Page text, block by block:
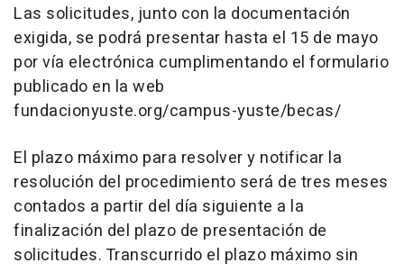
Las solicitudes, junto con la documentación
exigida, se podrá presentar hasta el 15 de mayo
por vía electrónica cumplimentando el formulario
publicado en la web
fundacionyuste.org/campus-yuste/becas/
El plazo máximo para resolver y notificar la
resolución del procedimiento será de tres meses
contados a partir del día siguiente a la
finalización del plazo de presentación de
solicitudes. Transcurrido el plazo máximo sin